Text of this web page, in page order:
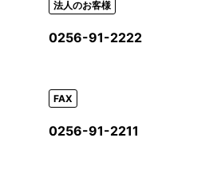
法人のお客様
0256-91-2222
FAX
0256-91-2211